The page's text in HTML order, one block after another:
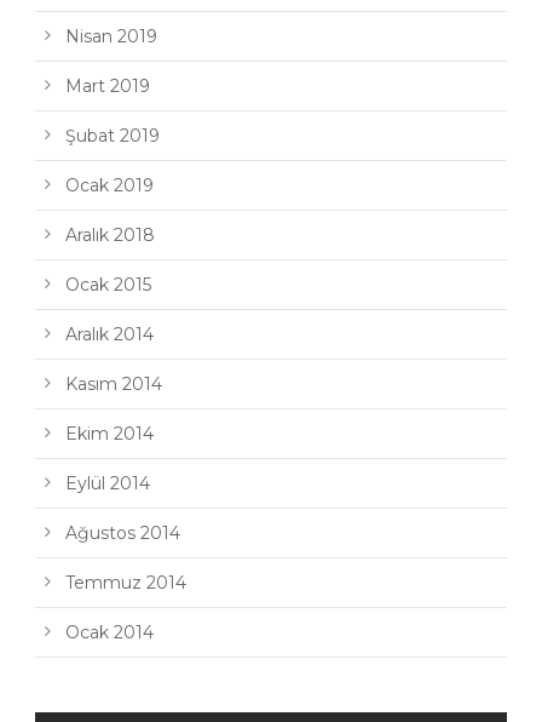
Nisan 2019
Mart 2019
Şubat 2019
Ocak 2019
Aralık 2018
Ocak 2015
Aralık 2014
Kasım 2014
Ekim 2014
Eylül 2014
Ağustos 2014
Temmuz 2014
Ocak 2014